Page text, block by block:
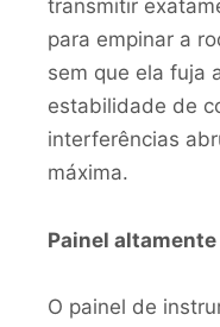
transmitir
para empinar a
sem que ela fuja
estabilidade de
interferências
máxima.
Painel
O painel de